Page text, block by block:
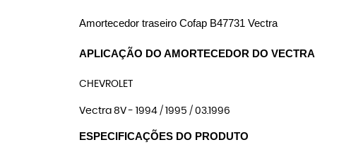
Amortecedor traseiro Cofap B47731 Vectra
APLICAÇÃO DO AMORTECEDOR DO VECTRA
CHEVROLET
Vectra 8V - 1994 / 1995 / 03.1996
ESPECIFICAÇÕES DO PRODUTO